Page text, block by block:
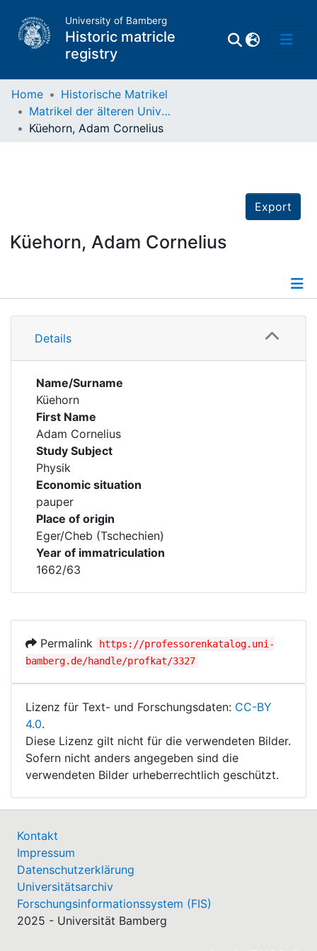
University of Bamberg
Historic matricle
registry
Matrikel
Home
Historische Matrikel
Matrikel der älteren Universität
Küehorn, Adam Cornelius
Export
Küehorn, Adam Cornelius
Details
Details
Name/Surname
Küehorn
First Name
Adam Cornelius
Study Subject
Physik
Economic situation
pauper
Place of origin
Eger/Cheb (Tschechien)
Year of immatriculation
1662/63
Permalink
https://professorenkatalog.uni-
bamberg.de/handle/profkat/3327
Lizenz für Text- und Forschungsdaten: CC-BY
4.0.
Diese Lizenz gilt nicht für die verwendeten Bilder.
Sofern nicht anders angegeben sind die
verwendeten Bilder urheberrechtlich geschützt.
Kontakt
Impressum
Datenschutzerklärung
Universitätsarchiv
Forschungsinformationssystem (FIS)
2025 - Universität Bamberg